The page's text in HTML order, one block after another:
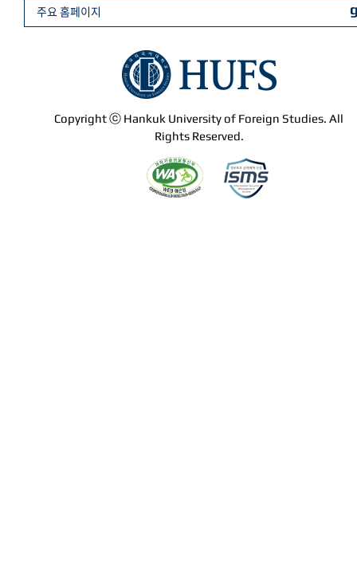
Copyright ⓒ Hankuk University of Foreign Studies. All
Rights Reserved.
주요 홈페이지